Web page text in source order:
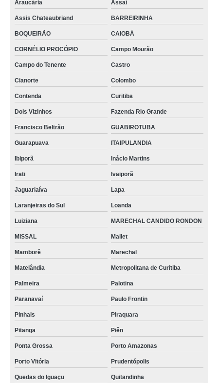
Araucária Assaí
Assis Chateaubriand BARREIRINHA
BOQUEIRÃO CAIOBÁ
CORNÉLIO PROCÓPIO Campo Mourão
Campo do Tenente Castro
Cianorte Colombo
Contenda Curitiba
Dois Vizinhos Fazenda Rio Grande
Francisco Beltrão GUABIROTUBA
Guarapuava ITAIPULANDIA
Ibiporã Inácio Martins
Irati Ivaiporã
Jaguariaíva Lapa
Laranjeiras do Sul Loanda
Luiziana MARECHAL CANDIDO RONDON
MISSAL Mallet
Mamborê Marechal
Matelândia Metropolitana de Curitiba
Palmeira Palotina
Paranavaí Paulo Frontin
Pinhais Piraquara
Pitanga Piên
Ponta Grossa Porto Amazonas
Porto Vitória Prudentópolis
Quedas do Iguaçu Quitandinha